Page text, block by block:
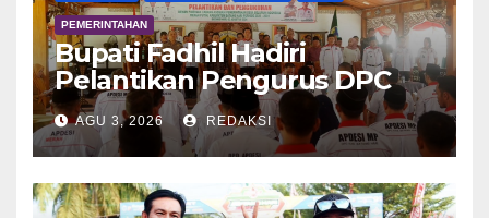
PEMERINTAHAN
Bupati Fadhil Hadiri
Pelantikan Pengurus DPC
APDESI MP
AGU 3, 2026 REDAKSI